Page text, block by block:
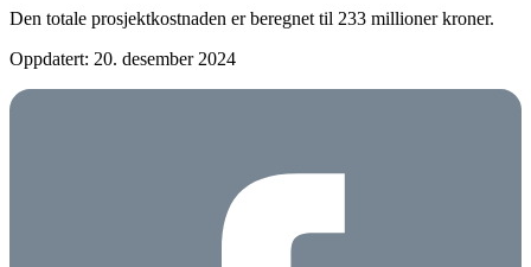
Den totale prosjektkostnaden er beregnet til 233 millioner kroner.
Oppdatert: 20. desember 2024